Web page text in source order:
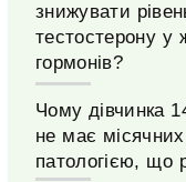
знижувати
тестостерону у
гормонів?
Чому дівчинка
не має
патологією, що